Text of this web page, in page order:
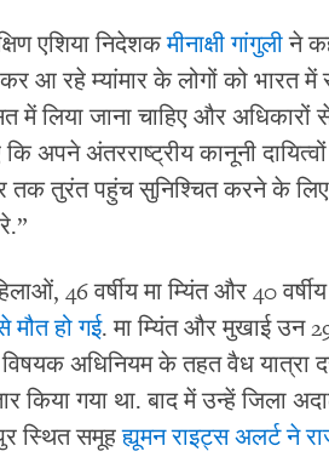
एशिया निदेशकमीनाक्षी गांगुलीने
आ रहे म्यांमार के लोगों को भारत में
में लिया जाना चाहिए और अधिकारों
कि अपने अंतरराष्ट्रीय कानूनी
तक तुरंत पहुंच सुनिश्चित करने के
46 वर्षीय मा म्यिंत और 40
मौत हो गई. मा म्यिंत और मुखाई उन
विषयक अधिनियम के तहत वैध
किया गया था. बाद में उन्हें जिला
स्थित समूहह्यूमन राइट्स अलर्ट ने